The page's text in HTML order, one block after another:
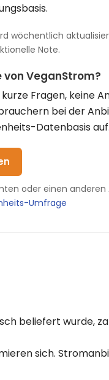
wöchentlich
Note.
von VeganStrom?
Fragen, keine
bei der
Datenbasis auf.
oder einen anderen
Umfrage
beliefert wurde,
sich.